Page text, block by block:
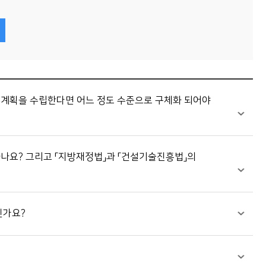
획을 수립한다면 어느 정도 수준으로 구체화 되어야
? 그리고 「지방재정법」과 「건설기술진흥법」의
가요?